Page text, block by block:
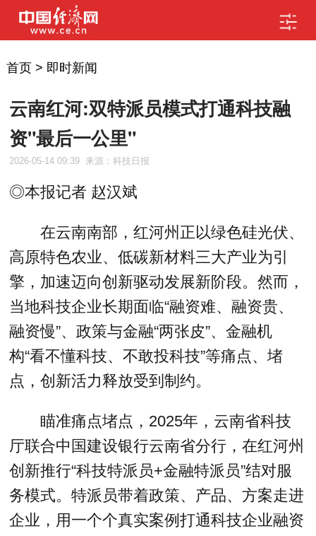
首页> 即时新闻
云南红河:双特派员模式打通科技融
资"最后一公里"
2026-05-14 09:39 来源：科技日报
◎本报记者 赵汉斌
在云南南部，红河州正以绿色硅光伏、
高原特色农业、低碳新材料三大产业为引
擎，加速迈向创新驱动发展新阶段。然而，
当地科技企业长期面临“融资难、融资贵、
融资慢”、政策与金融“两张皮”、金融机
构“看不懂科技、不敢投科技”等痛点、堵
点，创新活力释放受到制约。
瞄准痛点堵点，2025年，云南省科技
厅联合中国建设银行云南省分行，在红河州
创新推行“科技特派员+金融特派员”结对服
务模式。特派员带着政策、产品、方案走进
企业，用一个个真实案例打通科技企业融资